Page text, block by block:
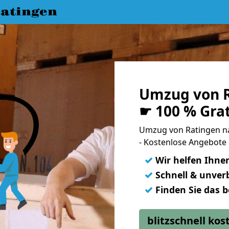
Umzug von
☛ 100 %
Umzug von Ratingen
- Kostenlose
✓ Wir helfen
✓ Schnell &
✓ Finden Sie das
blitzschnell